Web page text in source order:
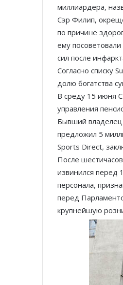
миллиардера,
Сэр Филип,
по причине
ему
сил после
Согласно списку
долю богатства
В среду 15 июня
управления
Бывший владелец
предложил 5
Sports Direct,
После
извинился перед
персонала,
перед
крупнейшую